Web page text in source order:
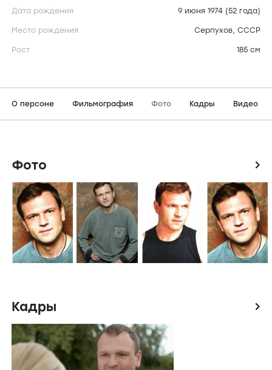
Дата рождения 9 июня 1974 (52 года)
Место рождения Серпухов, СССР
Рост 185 см
О персоне Фильмография Фото Кадры Видео
Фото icon
Кадры icon